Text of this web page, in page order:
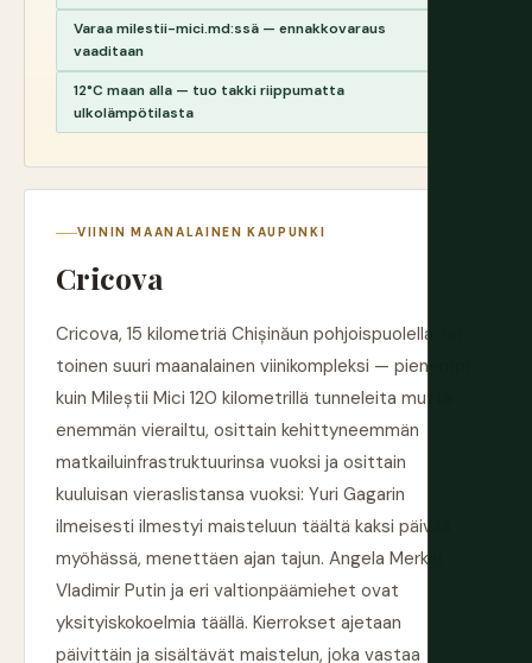
Varaa milestii-mici.md:ssä — ennakkovaraus
vaaditaan
12°C maan alla — tuo takki riippumatta
ulkolämpötilasta
VIININ MAANALAINEN KAUPUNKI
Cricova
Cricova, 15 kilometriä Chișinăun pohjoispuolella, on
toinen suuri maanalainen viinikompleksi — pienempi
kuin Mileștii Mici 120 kilometrillä tunneleita mutta
enemmän vierailtu, osittain kehittyneemmän
matkailuinfrastruktuurinsa vuoksi ja osittain
kuuluisan vieraslistansa vuoksi: Yuri Gagarin
ilmeisesti ilmestyi maisteluun täältä kaksi päivää
myöhässä, menettäen ajan tajun. Angela Merkel,
Vladimir Putin ja eri valtionpäämiehet ovat
yksityiskokoelmia täällä. Kierrokset ajetaan
päivittäin ja sisältävät maistelun, joka vastaa